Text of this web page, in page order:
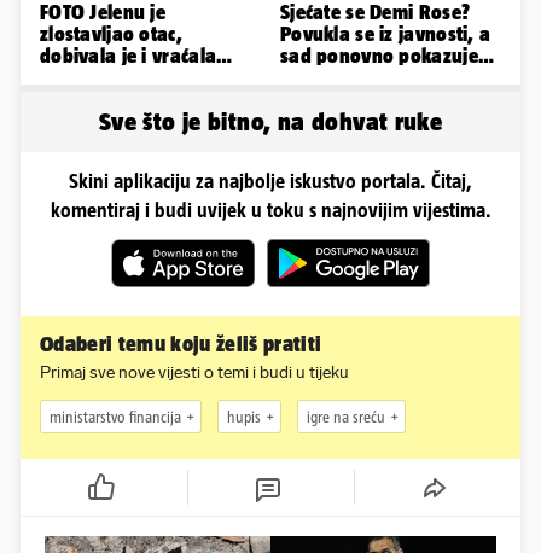
FOTO Jelenu je
zlostavljao otac,
dobivala je i vraćala
Sjećate se Demi Rose?
Povukla se iz javnosti, a
sad ponovno pokazuje
Sve što je bitno, na dohvat ruke
Skini aplikaciju za najbolje iskustvo portala. Čitaj,
komentiraj i budi uvijek u toku s najnovijim vijestima.
Odaberi temu koju želiš pratiti
Primaj sve nove vijesti o temi i budi u tijeku
ministarstvo financija hupis igre na sreću